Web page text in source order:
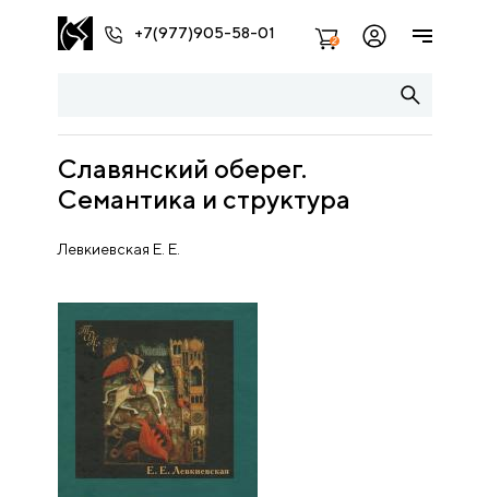
+7(977)905-58-01 2
Славянский оберег.
Семантика и структура
Левкиевская Е. Е.